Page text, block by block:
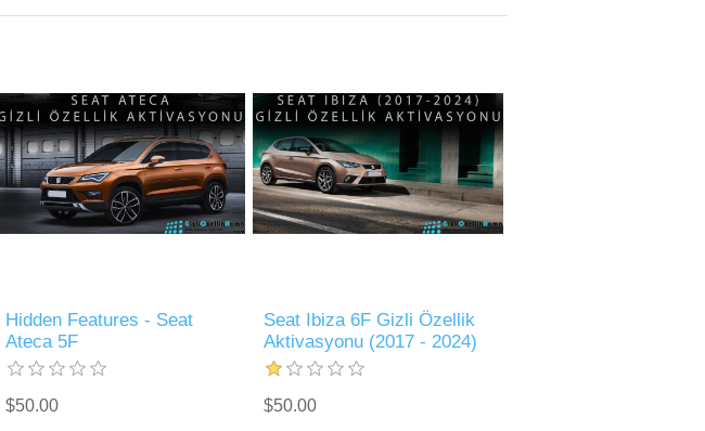
Hidden Features - Seat
Ateca 5F
$50.00
Seat Ibiza 6F Gizli Özellik
Aktivasyonu (2017 - 2024)
$50.00